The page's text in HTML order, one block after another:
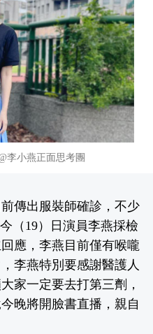
李小燕正面思考團
傳出服裝師確診，不少
（19）日演員李燕採檢
應，李燕目前僅有喉嚨
李燕特別要感謝醫護人
家一定要去打第三劑，
晚將開臉書直播，親自